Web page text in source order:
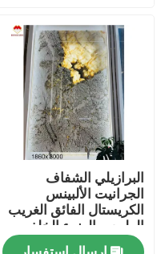
اتصل بنا
أخبار
القضايا
اطلب اقتباس
ألواح الجرانيت الحجر
البرازيلي الشفاف
الجرانيت الألبينس
الكريستال الفائق الغريب
الطبيعي الضوء الخلفي
باتاغونيا الكوارتزيت